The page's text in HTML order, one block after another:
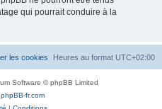
qui pourrait conduire à la
Heures au format UTC+02:00
les cookies
Software © phpBB Limited
phpBB-fr.com